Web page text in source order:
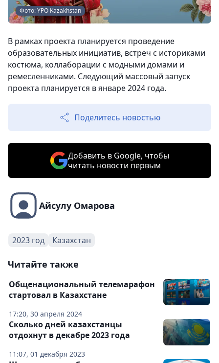
Фото: YPO Kazakhstan
В рамках проекта планируется проведение
образовательных инициатив, встреч с историками
костюма, коллаборации с модными домами и
ремесленниками. Следующий массовый запуск
проекта планируется в январе 2024 года.
Поделитесь новостью
Добавить в Google, чтобы
читать новости первым
Айсулу Омарова
2023 год Казахстан
Читайте также
17:20, 30 апреля 2024
Общенациональный телемарафон
стартовал в Казахстане
11:07, 01 декабря 2023
Сколько дней казахстанцы
отдохнут в декабре 2023 года